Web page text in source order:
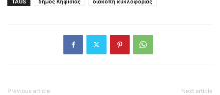
TAGS δήμος Κηφισιάς διακοπή κυκλοφορίας
Previous article Next article